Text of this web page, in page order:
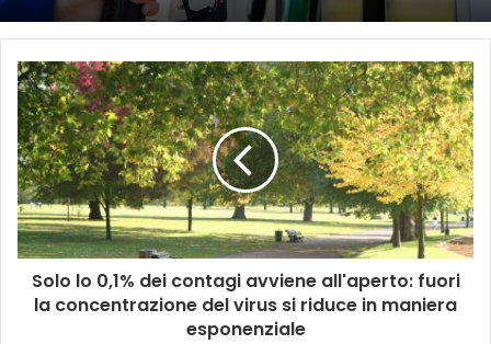
Solo lo 0,1% dei contagi avviene all'aperto: fuori
la concentrazione del virus si riduce in maniera
esponenziale